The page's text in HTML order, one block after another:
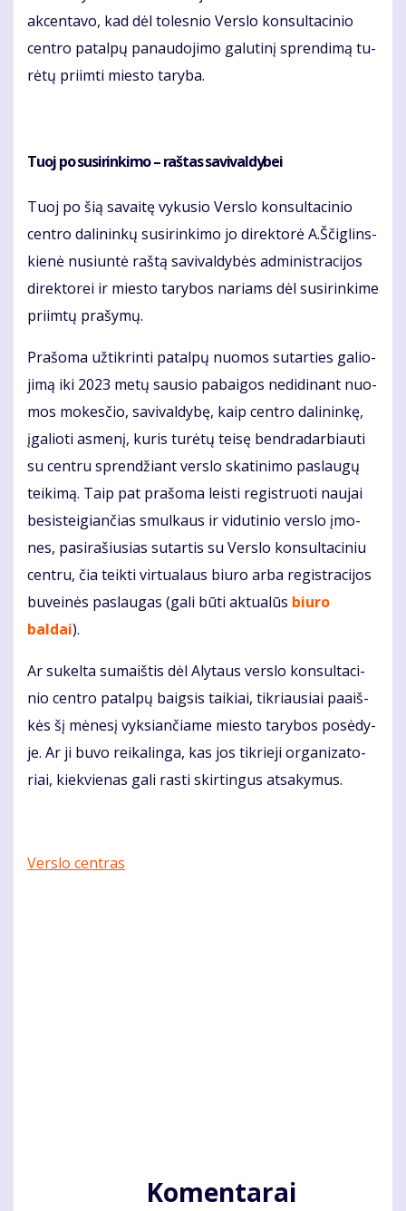
ak­cen­ta­vo, kad dėl to­les­nio Ver­slo kon­sul­ta­ci­nio
cen­tro pa­tal­pų pa­nau­do­ji­mo ga­lu­ti­nį spren­di­mą tu­
rė­tų pri­im­ti mies­to ta­ry­ba.
Tuoj po su­si­rin­ki­mo – raš­tas sa­vi­val­dy­bei
Tuoj po šią sa­vai­tę vy­ku­sio Ver­slo kon­sul­ta­ci­nio
cen­tro da­li­nin­kų su­si­rin­ki­mo jo di­rek­to­rė A.Ščig­lins­
kie­nė nu­siun­tė raš­tą sa­vi­val­dy­bės ad­mi­nist­ra­ci­jos
di­rek­to­rei ir mies­to ta­ry­bos na­riams dėl su­si­rin­ki­me
pri­im­tų pra­šy­mų.
Pra­šo­ma už­tik­rin­ti pa­tal­pų nuo­mos su­tar­ties ga­lio­
ji­mą iki 2023 me­tų sau­sio pa­bai­gos ne­di­di­nant nuo­
mos mo­kes­čio, sa­vi­val­dy­bę, kaip cen­tro da­li­nin­kę,
įga­lio­ti as­me­nį, ku­ris tu­rė­tų tei­sę ben­dra­dar­biau­ti
su cen­tru spren­džiant ver­slo ska­ti­ni­mo pa­slau­gų
tei­ki­mą. Taip pat pra­šo­ma leis­ti re­gist­ruo­ti nau­jai
be­si­stei­gian­čias smul­kaus ir vi­du­ti­nio ver­slo įmo­
nes, pa­si­ra­šiu­sias su­tar­tis su Ver­slo kon­sul­ta­ci­niu
cen­tru, čia teik­ti vir­tu­a­laus biu­ro ar­ba re­gist­ra­ci­jos
bu­vei­nės pa­slau­gas (gali būti aktualūs biuro
baldai).
Ar su­kel­ta su­maiš­tis dėl Aly­taus ver­slo kon­sul­ta­ci­
nio cen­tro pa­tal­pų baig­sis tai­kiai, tik­riau­siai pa­aiš­
kės šį mė­ne­sį vyk­sian­čia­me mies­to ta­ry­bos po­sė­dy­
je. Ar ji bu­vo rei­ka­lin­ga, kas jos tik­rie­ji or­ga­ni­za­to­
riai, kiek­vie­nas ga­li ras­ti skir­tin­gus at­sa­ky­mus.
Verslo centras
Komentarai